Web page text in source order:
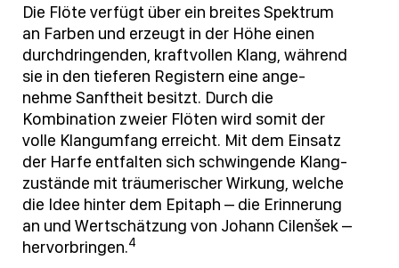
Die Flöte verfügt über ein breites Spektrum
an Farben und erzeugt in der Höhe einen
durchdringenden, kraftvollen Klang, während
sie in den tieferen Registern eine ange-
nehme Sanftheit besitzt. Durch die
Kombination zweier Flöten wird somit der
volle Klangumfang erreicht. Mit dem Einsatz
der Harfe entfalten sich schwingende Klang-
zustände mit träumerischer Wirkung, welche
die Idee hinter dem Epitaph – die Erinnerung
an und Wertschätzung von Johann Cilenšek –
hervorbringen.4